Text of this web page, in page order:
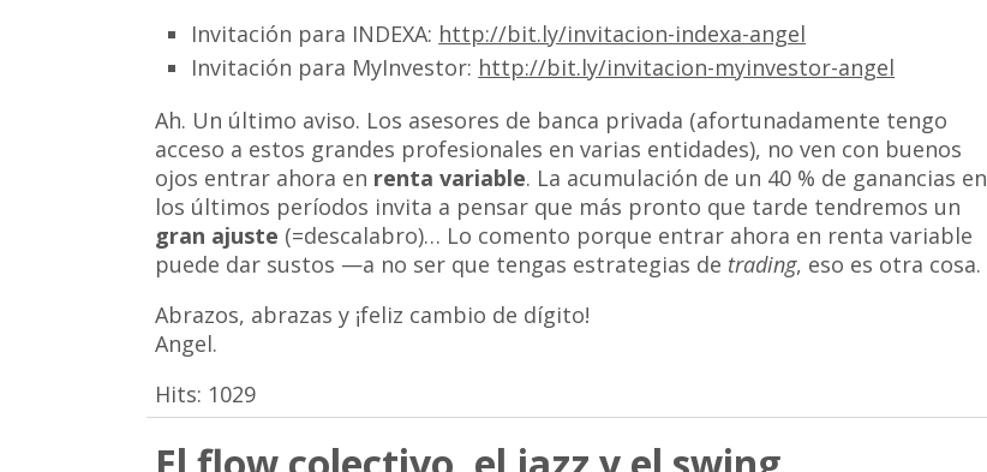
Invitación para INDEXA: http://bit.ly/invitacion-indexa-angel
Invitación para MyInvestor: http://bit.ly/invitacion-myinvestor-angel
Ah. Un último aviso. Los asesores de banca privada (afortunadamente tengo
acceso a estos grandes profesionales en varias entidades), no ven con buenos
ojos entrar ahora en renta variable. La acumulación de un 40 % de ganancias en
los últimos períodos invita a pensar que más pronto que tarde tendremos un
gran ajuste (=descalabro)… Lo comento porque entrar ahora en renta variable
puede dar sustos —a no ser que tengas estrategias de trading, eso es otra cosa.
Abrazos, abrazas y ¡feliz cambio de dígito!
Angel.
Hits: 1029